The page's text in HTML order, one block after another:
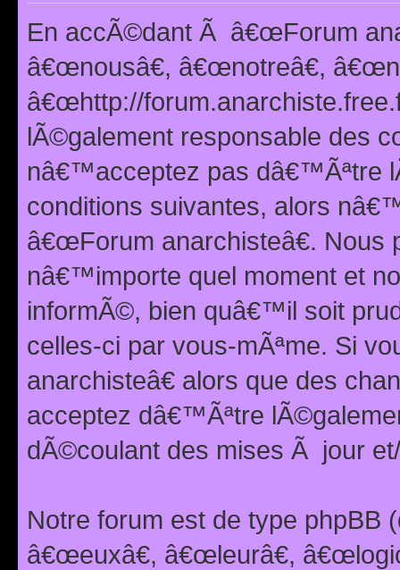
En accÃ©dant Ã â€œForum
â€œnousâ€, â€œnotreâ€,
â€œhttp://
lÃ©galement responsable des
nâ€™acceptez pas dâ€™Ãªtre
conditions suivantes, alors
â€œForum anarchisteâ€.
nâ€™importe quel moment et
informÃ©, bien quâ€™il soit
celles-ci par vous-mÃªme. Si
anarchisteâ€ alors que des
acceptez dâ€™Ãªtre
dÃ©coulant des mises Ã jour
Notre forum est de type phpBB
â€œeuxâ€, â€œleurâ€,